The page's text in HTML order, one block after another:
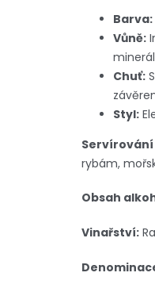
Barva:
Vůně:
Chuť:
Styl:
rybám,
Obsah
Vinařství: